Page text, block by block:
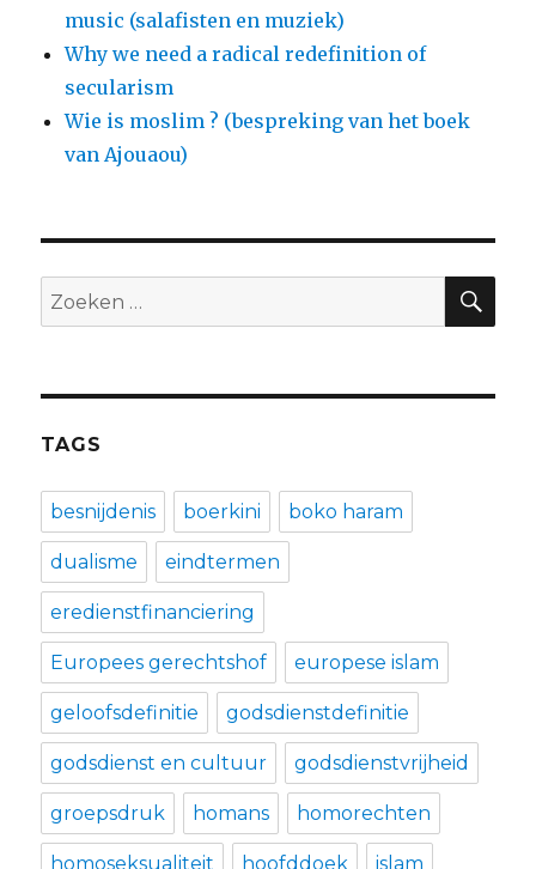
music (salafisten en muziek)
Why we need a radical redefinition of
secularism
Wie is moslim ? (bespreking van het boek
van Ajouaou)
Zoeken
naar:
TAGS
besnijdenis boerkini boko haram
dualisme eindtermen
eredienstfinanciering
Europees gerechtshof europese islam
geloofsdefinitie godsdienstdefinitie
godsdienst en cultuur godsdienstvrijheid
groepsdruk homans homorechten
homoseksualiteit hoofddoek islam